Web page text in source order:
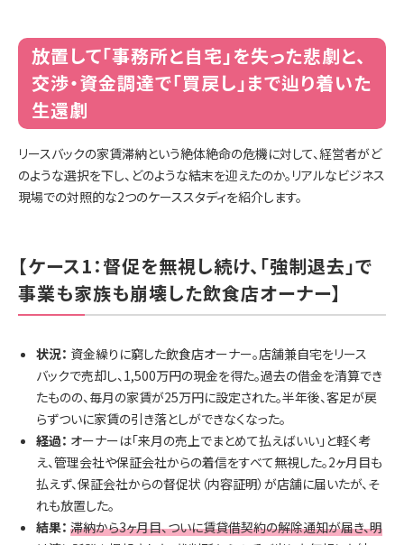
放置して「事務所と自宅」を失った悲劇と、
交渉・資金調達で「買戻し」まで辿り着いた
生還劇
リースバックの家賃滞納という絶体絶命の危機に対して、経営者がど
のような選択を下し、どのような結末を迎えたのか。リアルなビジネス
現場での対照的な2つのケーススタディを紹介します。
【ケース1：督促を無視し続け、「強制退去」で
事業も家族も崩壊した飲食店オーナー】
状況： 資金繰りに窮した飲食店オーナー。店舗兼自宅をリース
バックで売却し、1,500万円の現金を得た。過去の借金を清算でき
たものの、毎月の家賃が25万円に設定された。半年後、客足が戻
らずついに家賃の引き落としができなくなった。
経過： オーナーは「来月の売上でまとめて払えばいい」と軽く考
え、管理会社や保証会社からの着信をすべて無視した。2ヶ月目も
払えず、保証会社からの督促状（内容証明）が店舗に届いたが、そ
れも放置した。
結果： 滞納から3ヶ月目、ついに賃貸借契約の解除通知が届き、明